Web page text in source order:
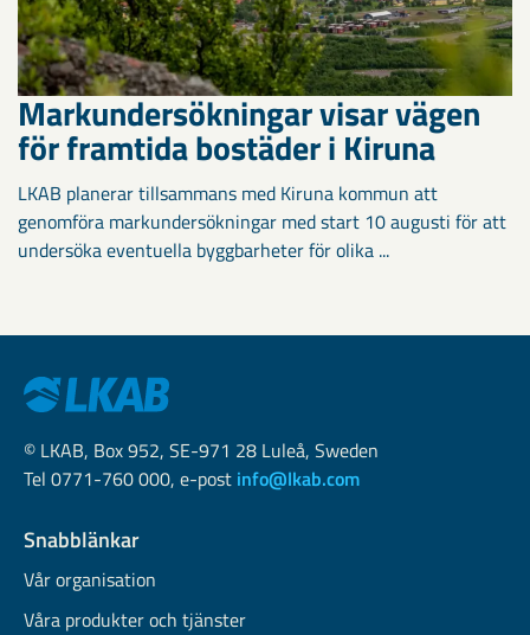
Markundersökningar visar vägen
för framtida bostäder i Kiruna
LKAB planerar tillsammans med Kiruna kommun att
genomföra markundersökningar med start 10 augusti för att
undersöka eventuella byggbarheter för olika ...
© LKAB, Box 952, SE-971 28 Luleå, Sweden
Tel 0771-760 000, e-post info@lkab.com
Snabblänkar
Vår organisation
Våra produkter och tjänster